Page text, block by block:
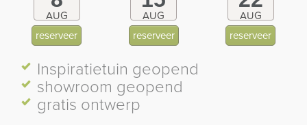
AUG
reserveer
AUG
reserveer
AUG
reserveer
Inspiratietuin geopend
showroom geopend
gratis ontwerp